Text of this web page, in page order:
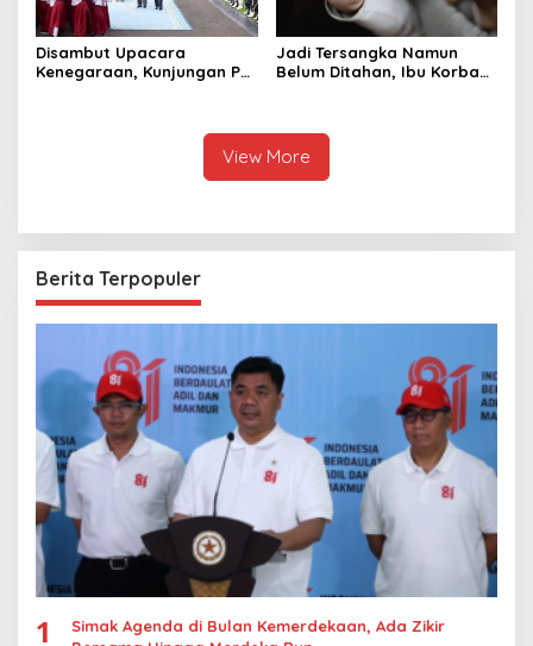
Disambut Upacara
Kenegaraan, Kunjungan PM
Jadi Tersangka Namun
Belum Ditahan, Ibu Korban
Anaknya Hamil
View More
Berita Terpopuler
1
Simak Agenda di Bulan Kemerdekaan, Ada Zikir